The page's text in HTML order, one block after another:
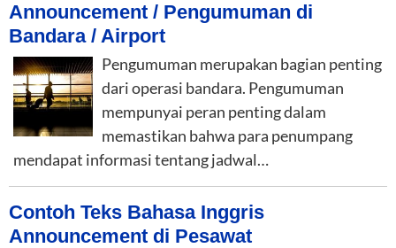
Announcement / Pengumuman di
Bandara / Airport
Pengumuman merupakan bagian penting
dari operasi bandara. Pengumuman
mempunyai peran penting dalam
memastikan bahwa para penumpang
mendapat informasi tentang jadwal…
Contoh Teks Bahasa Inggris
Announcement di Pesawat